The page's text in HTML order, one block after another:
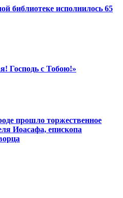
библиотеке исполнилось 65
Господь с Тобою!»
прошло торжественное
Иоасафа, епископа